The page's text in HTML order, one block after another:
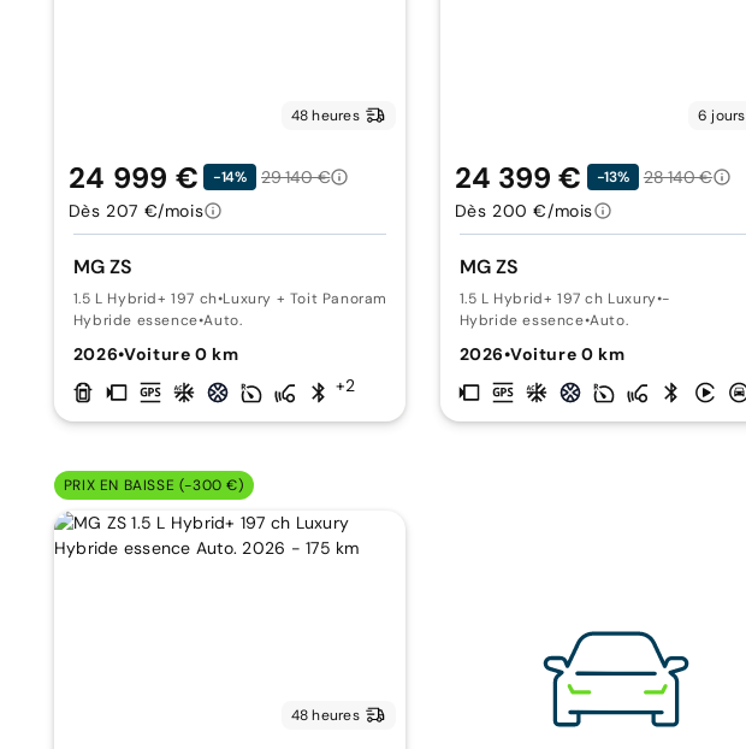
48 heures
MG ZS
1.5 L Hybrid+ 197 ch•Luxury + Toit Panoramique
Hybride essence•Auto.
2026•Voiture 0 km
+2
24 999 € -14%
29 140 €
Dès 207 €/mois
6 jours
MG ZS
1.5 L Hybrid+ 197 ch Luxury•-
Hybride essence•Auto.
2026•Voiture 0 km
24 399 € -13%
28 140 €
Dès 200 €/mois
PRIX EN BAISSE (-300 €)
48 heures